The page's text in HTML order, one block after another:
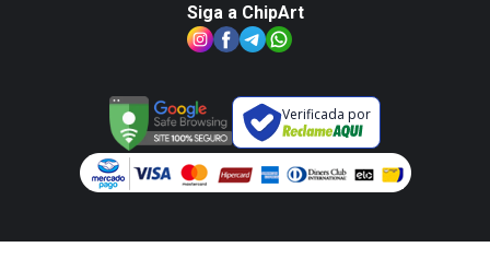
Siga a ChipArt
Verificada por